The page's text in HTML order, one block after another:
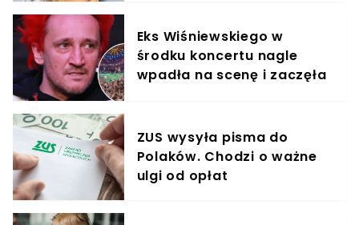
Eks Wiśniewskiego w
środku koncertu nagle
wpadła na scenę i zaczęła
ZUS wysyła pisma do
Polaków. Chodzi o ważne
ulgi od opłat